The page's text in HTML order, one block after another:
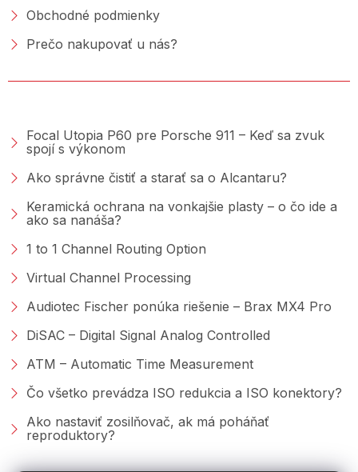
Obchodné podmienky
Prečo nakupovať u nás?
Focal Utopia P60 pre Porsche 911 – Keď sa zvuk
spojí s výkonom
Ako správne čistiť a starať sa o Alcantaru?
Keramická ochrana na vonkajšie plasty – o čo ide a
ako sa nanáša?
1 to 1 Channel Routing Option
Virtual Channel Processing
Audiotec Fischer ponúka riešenie – Brax MX4 Pro
DiSAC – Digital Signal Analog Controlled
ATM – Automatic Time Measurement
Čo všetko prevádza ISO redukcia a ISO konektory?
Ako nastaviť zosilňovač, ak má poháňať
reproduktory?